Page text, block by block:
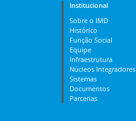
Institucional
Sobre o IMD
Histórico
Função Social
Equipe
Infraestrutura
Núcleos Integradores
Sistemas
Documentos
Parcerias